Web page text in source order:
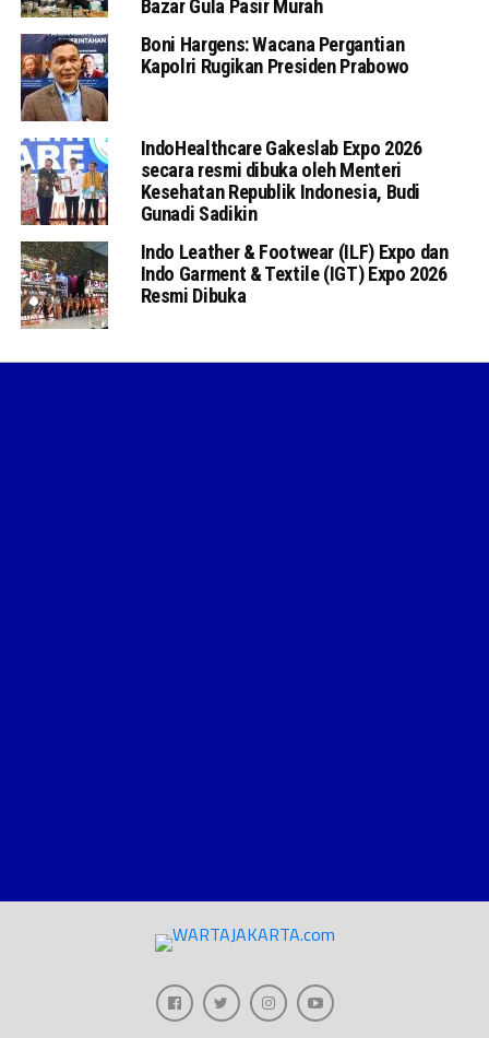
Bazar Gula Pasir Murah
Boni Hargens: Wacana Pergantian
Kapolri Rugikan Presiden Prabowo
IndoHealthcare Gakeslab Expo 2026
secara resmi dibuka oleh Menteri
Kesehatan Republik Indonesia, Budi
Gunadi Sadikin
Indo Leather & Footwear (ILF) Expo dan
Indo Garment & Textile (IGT) Expo 2026
Resmi Dibuka